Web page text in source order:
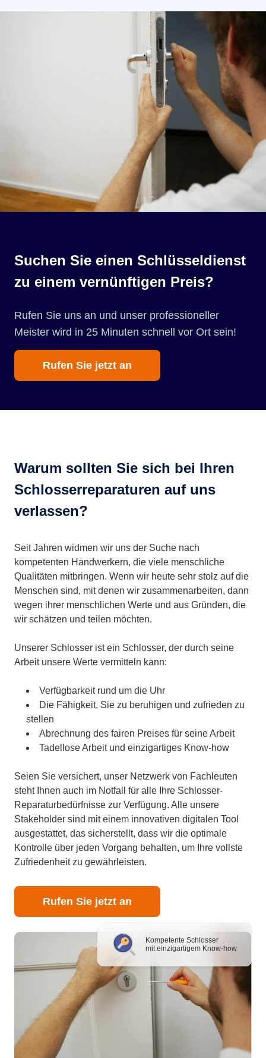
Suchen Sie einen Schlüsseldienst
zu einem vernünftigen Preis?
Rufen Sie uns an und unser professioneller
Meister wird in 25 Minuten schnell vor Ort sein!
Rufen Sie jetzt an
Kompetente Schlosser
mit einzigartigem Know-how
Warum sollten Sie sich bei Ihren
Schlosserreparaturen auf uns
verlassen?
Seit Jahren widmen wir uns der Suche nach
kompetenten Handwerkern, die viele menschliche
Qualitäten mitbringen. Wenn wir heute sehr stolz auf die
Menschen sind, mit denen wir zusammenarbeiten, dann
wegen ihrer menschlichen Werte und aus Gründen, die
wir schätzen und teilen möchten.
Unserer Schlosser ist ein Schlosser, der durch seine
Arbeit unsere Werte vermitteln kann:
Verfügbarkeit rund um die Uhr
Die Fähigkeit, Sie zu beruhigen und zufrieden zu
stellen
Abrechnung des fairen Preises für seine Arbeit
Tadellose Arbeit und einzigartiges Know-how
Seien Sie versichert, unser Netzwerk von Fachleuten
steht Ihnen auch im Notfall für alle Ihre Schlosser-
Reparaturbedürfnisse zur Verfügung. Alle unsere
Stakeholder sind mit einem innovativen digitalen Tool
ausgestattet, das sicherstellt, dass wir die optimale
Kontrolle über jeden Vorgang behalten, um Ihre vollste
Zufriedenheit zu gewährleisten.
Rufen Sie jetzt an